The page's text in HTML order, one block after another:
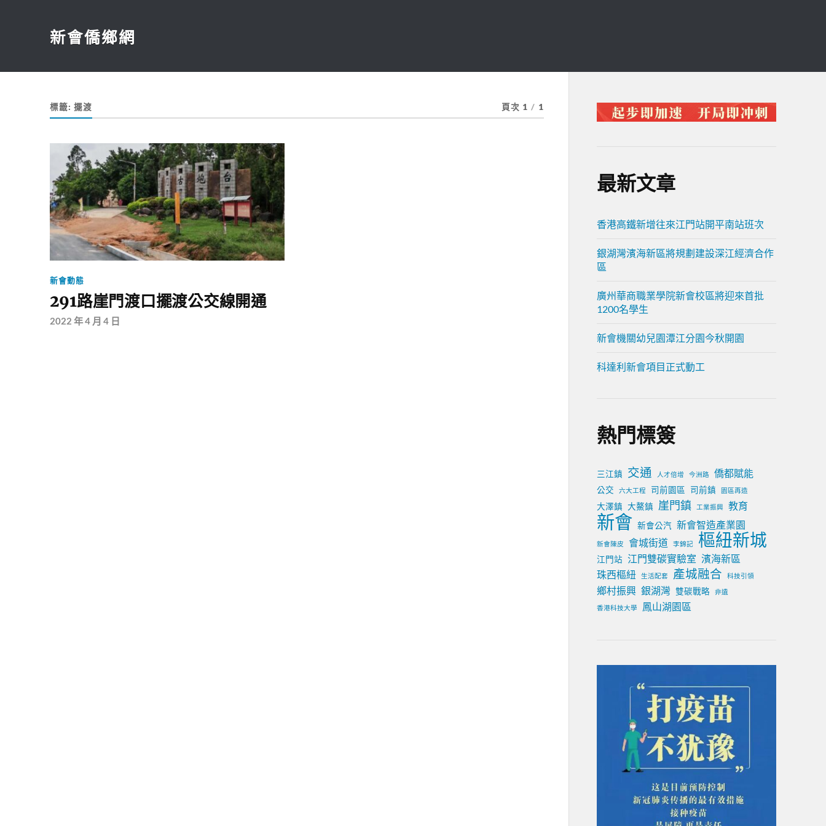
新會僑鄉網
標籤: 擺渡 頁次 1 / 1
新會動態
291路崖門渡口擺渡公交線開通
2022 年 4 月 4 日
最新文章
香港高鐵新增往來江門站開平南站班次
銀湖灣濱海新區將規劃建設深江經濟合作
區
廣州華商職業學院新會校區將迎來首批
1200名學生
新會機關幼兒園潭江分園今秋開園
科達利新會項目正式動工
熱門標簽
三江鎮 交通 人才倍增 今洲路 僑都賦能
公交 六大工程 司前園區 司前鎮 園區再造
大澤鎮 大鰲鎮 崖門鎮 工業振興 教育
新會 新會公汽 新會智造產業園
新會陳皮 會城街道 李錦記 樞紐新城
江門站 江門雙碳實驗室 濱海新區
珠西樞紐
生活配套 產城融合 科技引領
鄉村振興 銀湖灣 雙碳戰略
非遺
香港科技大學
鳳山湖園區